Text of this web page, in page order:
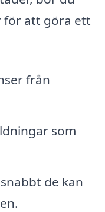
för att göra ett
från
som
de kan